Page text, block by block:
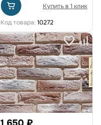
Купить в 1 клик
Код товара: 10272